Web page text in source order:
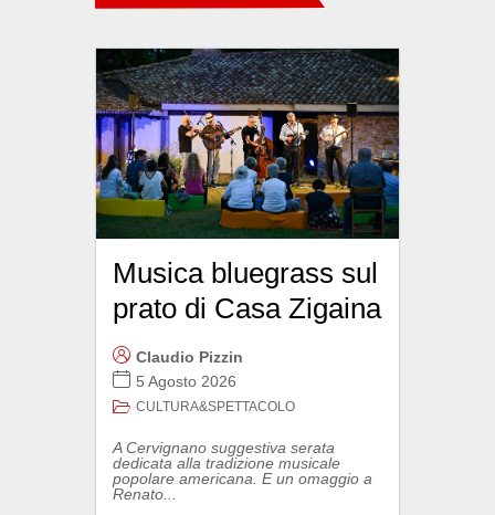
Musica bluegrass sul
prato di Casa Zigaina
Claudio Pizzin
5 Agosto 2026
CULTURA&SPETTACOLO
A Cervignano suggestiva serata
dedicata alla tradizione musicale
popolare americana. E un omaggio a
Renato...